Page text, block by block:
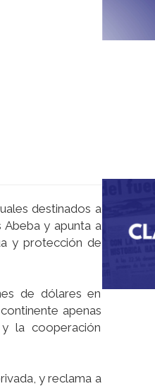
destinados a
y apunta a
y protección de
de dólares en
apenas
la cooperación
y reclama a